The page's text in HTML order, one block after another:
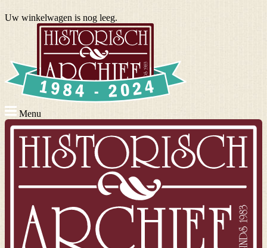
Uw winkelwagen is nog leeg.
Menu